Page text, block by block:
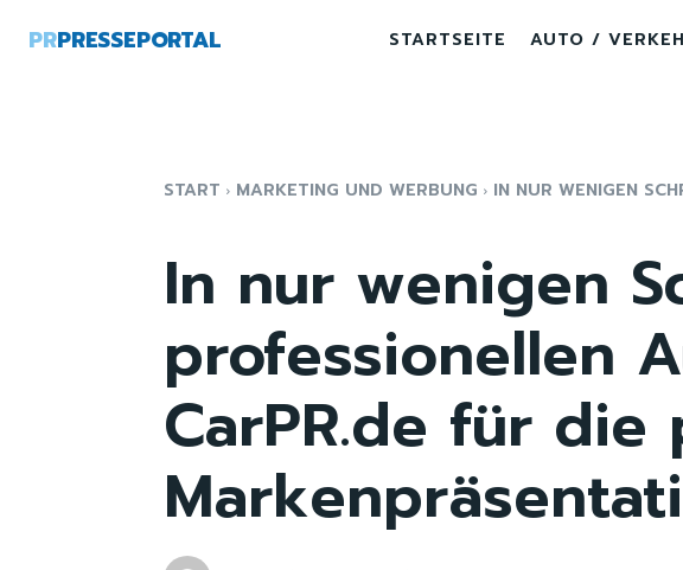
PRPRESSEPORTAL STARTSEITE AUTO /
START MARKETING UND WERBUNG IN NUR WENIGEN
In nur wenigen
professionellen
CarPR.de für